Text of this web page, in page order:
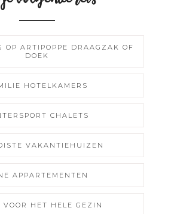
OP ARTIPOPPE DRAAGZAK OF
DOEK
HOTELKAMERS
CHALETS
VAKANTIEHUIZEN
APPARTEMENTEN
VOOR HET HELE GEZIN